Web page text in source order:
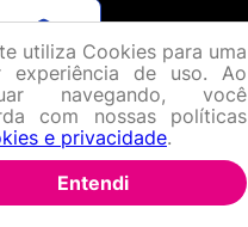
utiliza Cookies para uma
experiência de uso. Ao
navegando, você
com nossas políticas
e privacidade.
Entendi